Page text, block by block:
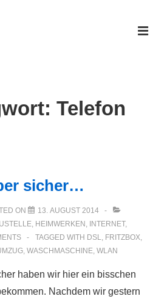
Telefon
sicher…
ON
13. AUGUST 2014
, HEIMWERKEN , INTERNET,
TAGGED WITH DSL, FRITZBOX,
, WASCHMASCHINE, WLAN
haben wir hier ein bisschen
Nachdem wir gestern